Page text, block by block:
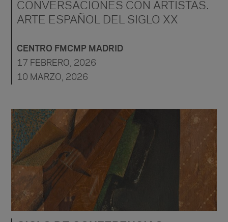
CONVERSACIONES CON ARTISTAS.
ARTE ESPAÑOL DEL SIGLO XX
CENTRO FMCMP MADRID
17 FEBRERO, 2026
10 MARZO, 2026